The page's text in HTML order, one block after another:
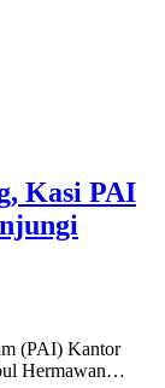
Kasi PAI
(PAI) Kantor
Hermawan…